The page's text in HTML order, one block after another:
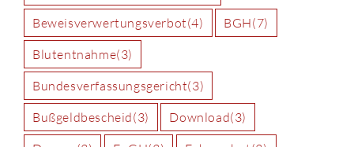
Beweisverwertungsverbot(4) BGH(7)
Blutentnahme(3)
Bundesverfassungsgericht(3)
Bußgeldbescheid(3) Download(3)